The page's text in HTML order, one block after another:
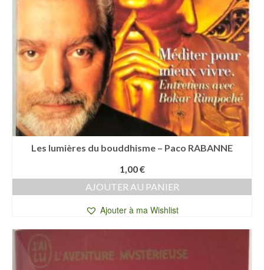
Les lumières du bouddhisme – Paco RABANNE
1,00€
AJOUTER AU PANIER
Ajouter à ma Wishlist